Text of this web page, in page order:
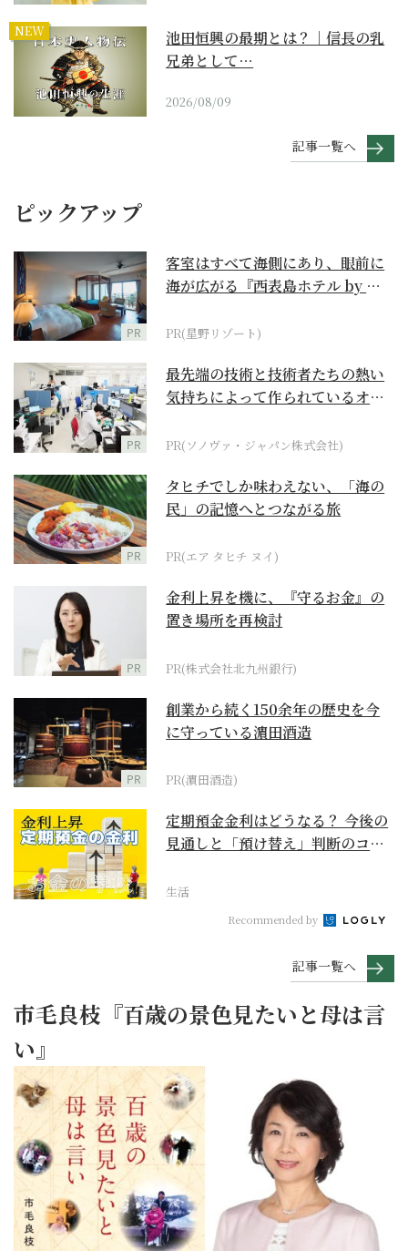
NEW
池田恒興の最期とは？｜信長の乳
兄弟として…
2026/08/09
記事一覧へ
ピックアップ
PR
客室はすべて海側にあり、眼前に
海が広がる『西表島ホテル by 星
PR(星野リゾート)
PR
最先端の技術と技術者たちの熱い
気持ちによって作られているオー
PR(ソノヴァ・ジャパン株式会社)
PR
タヒチでしか味わえない、「海の
民」の記憶へとつながる旅
PR(エア タヒチ ヌイ)
PR
金利上昇を機に、『守るお金』の
置き場所を再検討
PR(株式会社北九州銀行)
PR
創業から続く150余年の歴史を今
に守っている濵田酒造
PR(濵田酒造)
定期預金金利はどうなる？ 今後の
見通しと「預け替え」判断のコツ
生活
Recommended by
記事一覧へ
市毛良枝『百歳の景色見たいと母は言
い』